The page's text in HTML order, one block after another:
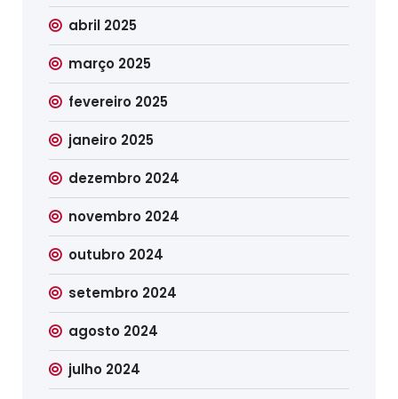
abril 2025
março 2025
fevereiro 2025
janeiro 2025
dezembro 2024
novembro 2024
outubro 2024
setembro 2024
agosto 2024
julho 2024